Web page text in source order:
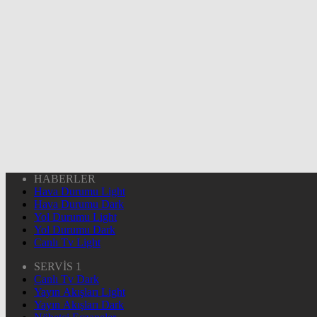
HABERLER
Hava Durumu Light
Hava Durumu Dark
Yol Durumu Light
Yol Durumu Dark
Canlı Tv Light
SERVİS 1
Canlı Tv Dark
Yayın Akışları Light
Yayın Akışları Dark